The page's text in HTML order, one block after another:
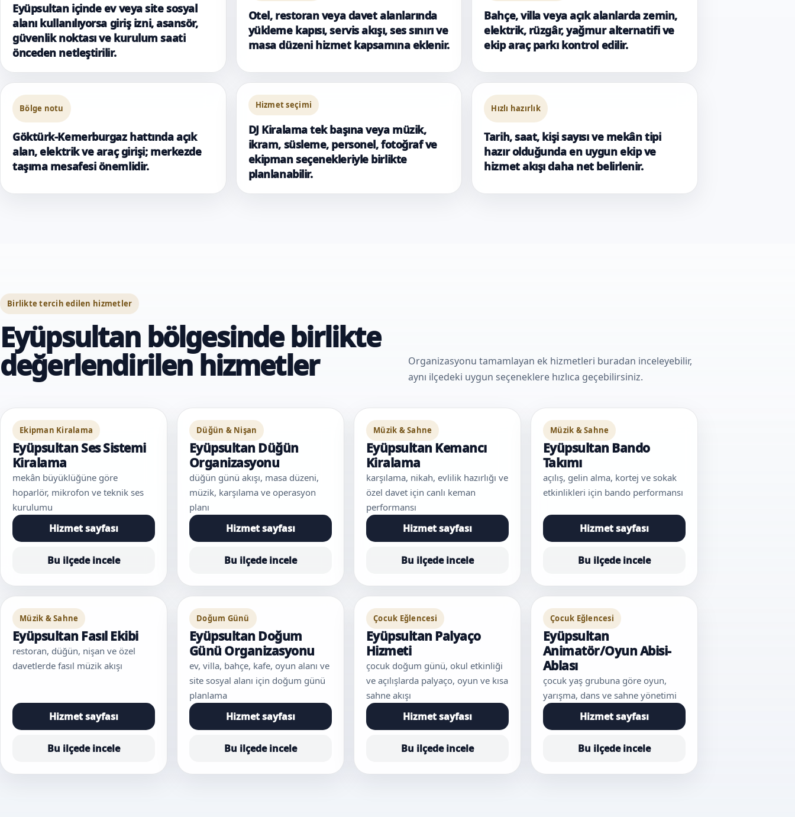
Eyüpsultan içinde ev veya site sosyal
alanı kullanılıyorsa giriş izni, asansör,
güvenlik noktası ve kurulum saati
önceden netleştirilir.
Otel, restoran veya davet alanlarında
yükleme kapısı, servis akışı, ses sınırı ve
masa düzeni hizmet kapsamına eklenir.
Bahçe, villa veya açık alanlarda zemin,
elektrik, rüzgâr, yağmur alternatifi ve
ekip araç parkı kontrol edilir.
Bölge notu
Göktürk-Kemerburgaz hattında açık
alan, elektrik ve araç girişi; merkezde
taşıma mesafesi önemlidir.
Hizmet seçimi
DJ Kiralama tek başına veya müzik,
ikram, süsleme, personel, fotoğraf ve
ekipman seçenekleriyle birlikte
planlanabilir.
Hızlı hazırlık
Tarih, saat, kişi sayısı ve mekân tipi
hazır olduğunda en uygun ekip ve
hizmet akışı daha net belirlenir.
Birlikte tercih edilen hizmetler
Eyüpsultan bölgesinde birlikte
değerlendirilen hizmetler
Organizasyonu tamamlayan ek hizmetleri buradan inceleyebilir,
aynı ilçedeki uygun seçeneklere hızlıca geçebilirsiniz.
Ekipman Kiralama
Eyüpsultan Ses Sistemi
Kiralama
mekân büyüklüğüne göre
hoparlör, mikrofon ve teknik ses
kurulumu
Hizmet sayfası
Bu ilçede incele
Düğün & Nişan
Eyüpsultan Düğün
Organizasyonu
düğün günü akışı, masa düzeni,
müzik, karşılama ve operasyon
planı
Hizmet sayfası
Bu ilçede incele
Müzik & Sahne
Eyüpsultan Kemancı
Kiralama
karşılama, nikah, evlilik hazırlığı ve
özel davet için canlı keman
performansı
Hizmet sayfası
Bu ilçede incele
Müzik & Sahne
Eyüpsultan Bando
Takımı
açılış, gelin alma, kortej ve sokak
etkinlikleri için bando performansı
Hizmet sayfası
Bu ilçede incele
Müzik & Sahne
Eyüpsultan Fasıl Ekibi
restoran, düğün, nişan ve özel
davetlerde fasıl müzik akışı
Hizmet sayfası
Bu ilçede incele
Doğum Günü
Eyüpsultan Doğum
Günü Organizasyonu
ev, villa, bahçe, kafe, oyun alanı ve
site sosyal alanı için doğum günü
planlama
Hizmet sayfası
Bu ilçede incele
Çocuk Eğlencesi
Eyüpsultan Palyaço
Hizmeti
çocuk doğum günü, okul etkinliği
ve açılışlarda palyaço, oyun ve kısa
sahne akışı
Hizmet sayfası
Bu ilçede incele
Çocuk Eğlencesi
Eyüpsultan
Animatör/Oyun Abisi-
Ablası
çocuk yaş grubuna göre oyun,
yarışma, dans ve sahne yönetimi
Hizmet sayfası
Bu ilçede incele